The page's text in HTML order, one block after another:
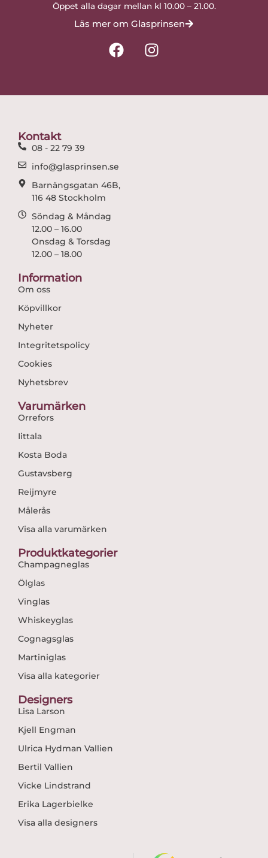
Öppet alla dagar mellan kl 10.00 – 21.00.
Läs mer om Glasprinsen
F
a
I
n
Kontakt
08 - 22 79 39
info@glasprinsen.se
Barnängsgatan 46B,
116 48 Stockholm
Söndag & Måndag
12.00 – 16.00
Onsdag & Torsdag
12.00 – 18.00
Information
Om oss
Köpvillkor
Nyheter
Integritetspolicy
Cookies
Nyhetsbrev
Varumärken
Orrefors
Iittala
Kosta Boda
Gustavsberg
Reijmyre
Målerås
Visa alla varumärken
Produktkategorier
Champagneglas
Ölglas
Vinglas
Whiskeyglas
Cognagsglas
Martiniglas
Visa alla kategorier
Designers
Lisa Larson
Kjell Engman
Ulrica Hydman Vallien
Bertil Vallien
Vicke Lindstrand
Erika Lagerbielke
Visa alla designers